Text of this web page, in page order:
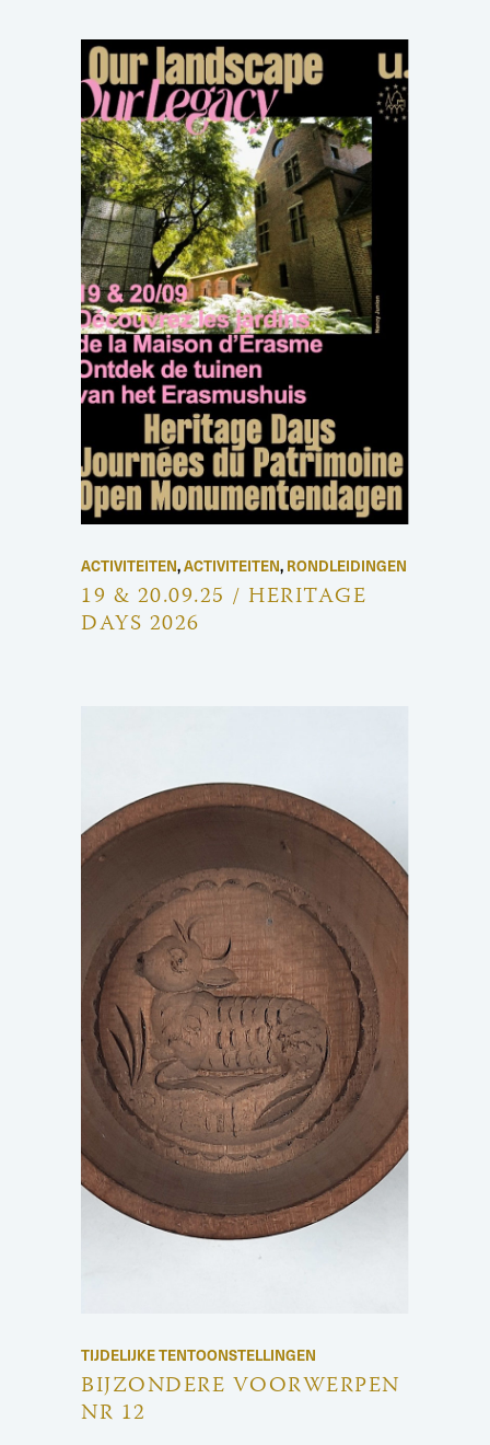
ACTIVITEITEN,ACTIVITEITEN, RONDLEIDINGEN
19 & 20.09.25 / HERITAGE
DAYS 2026
TIJDELIJKE TENTOONSTELLINGEN
BIJZONDERE VOORWERPEN
NR 12